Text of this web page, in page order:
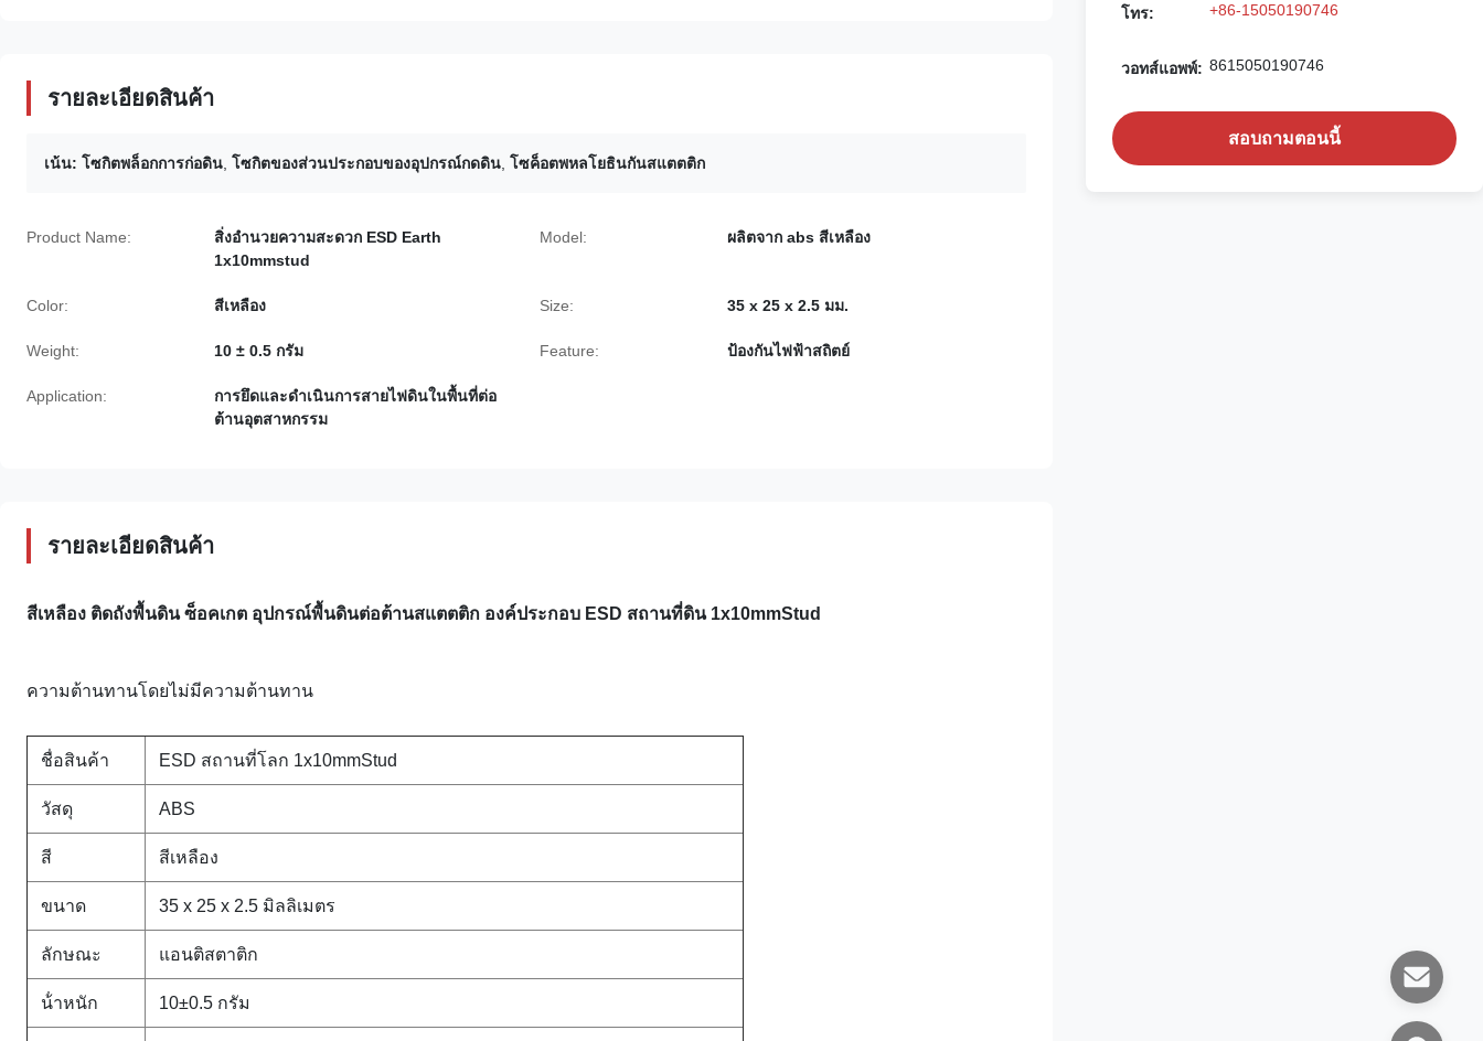
รายละเอียดสินค้า
เน้น: โซกิตพล็อกการก่อดิน โซกิตของส่วนประกอบของอุปกรณ์กดดิน โซค็อตพหลโยธินกันสแตตติก
Product Name:
สิ่งอำนวยความสะดวก ESD Earth
1x10mmstud
Model: ผลิตจาก abs สีเหลือง
Color: สีเหลือง Size: 35 x 25 x 2.5 มม.
Weight: 10 ± 0.5 กรัม Feature: ป้องกันไฟฟ้าสถิตย์
Application:
การยึดและดำเนินการสายไฟดินในพื้นที่ต่อ
ต้านอุตสาหกรรม
รายละเอียดสินค้า
สีเหลือง ติดถังพื้นดิน ซ็อคเกต อุปกรณ์พื้นดินต่อต้านสแตตติก องค์ประกอบ ESD สถานที่ดิน 1x10mmStud
ความต้านทานโดยไม่มีความต้านทาน
ชื่อสินค้า ESD สถานที่โลก 1x10mmStud
วัสดุ ABS
สี สีเหลือง
ขนาด 35 x 25 x 2.5 มิลลิเมตร
ลักษณะ แอนติสตาติก
น้ําหนัก 10±0.5 กรัม
โทร: +86-15050190746
วอทส์แอพพ์: 8615050190746
สอบถามตอนนี้